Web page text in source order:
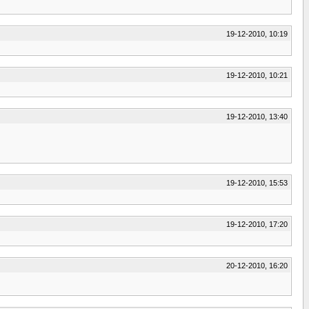
19-12-2010, 10:19
19-12-2010, 10:21
19-12-2010, 13:40
19-12-2010, 15:53
19-12-2010, 17:20
20-12-2010, 16:20